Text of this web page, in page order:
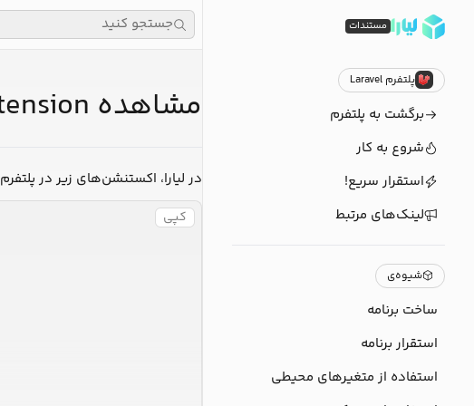
مستندات
پلتفرم Laravel
برگشت به پلتفرم
شروع به کار
استقرار سریع!
لینک‌های مرتبط
شیوه‌ی
ساخت برنامه
استقرار برنامه
استفاده از متغیرهای محیطی
مشاهده Extension‌های نصب شده در برنامه‌های لاراول
در لیارا، اکستنشن‌های زیر در پلتفرم Laravel نصب شده‌اند:
کپی
جستجو کنید